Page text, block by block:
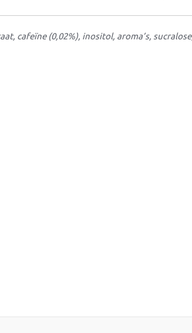
cafeïne (0,02%), inositol, aroma’s,